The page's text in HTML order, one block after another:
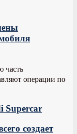
часть
операции по
Supercar
создает